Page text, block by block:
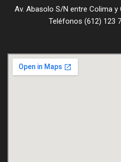
Av. Abasolo S/N entre Colima y
Teléfonos (612) 123